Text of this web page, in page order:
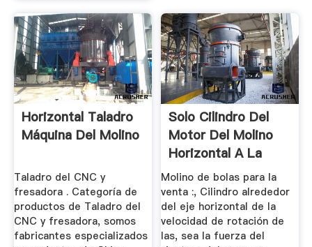
Horizontal Taladro
Máquina Del Molino
Taladro del CNC y
fresadora . Categoría de
productos de Taladro del
CNC y fresadora, somos
fabricantes especializados
Solo Cilindro Del
Motor Del Molino
Horizontal A La
Venta
Molino de bolas para la
venta :, Cilindro alrededor
del eje horizontal de la
velocidad de rotación de
las, sea la fuerza del